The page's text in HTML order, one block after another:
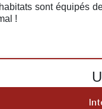
sont équipés
!